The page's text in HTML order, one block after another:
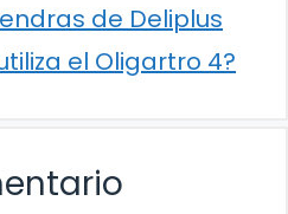
de Deliplus
el Oligartro 4?